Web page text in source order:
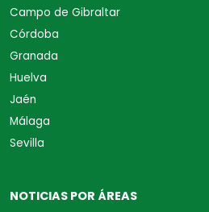
Campo de Gibraltar
Córdoba
Granada
Huelva
Jaén
Málaga
Sevilla
NOTICIAS POR ÁREAS